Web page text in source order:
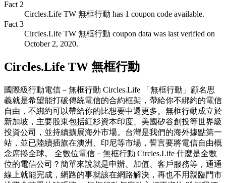
Fact 2
Circles.Life TW 無框行動 has 1 coupon code available.
Fact 3
Circles.Life TW 無框行動 coupon data was last verified on
October 2, 2020.
Circles.Life TW 無框行動
國際級行動電信－無框行動 Circles.Life 「無框行動」顧名思
義就是希望能打破傳統電信的合約框架，帶給你不綁約的電信
自由，不綁約可以帶給你的比想要中還更多。無框行動成立於
新加坡，主要股東包括紅杉資本印度、美國矽谷創投等世界級
投資公司，並持續擴展海外市場。台灣是我們的海外據點第一
站，並已陸續插旗在澳洲、印尼等市場，誓言要將電信自由概
念席捲全球。 全數位電信－無框行動 Circles.Life 什麼是全數
位的電信公司？簡單來說就是申辦、加值、客戶服務等，通通
線上就能完成，網路的事就該在網路解決，再也不用親臨門市